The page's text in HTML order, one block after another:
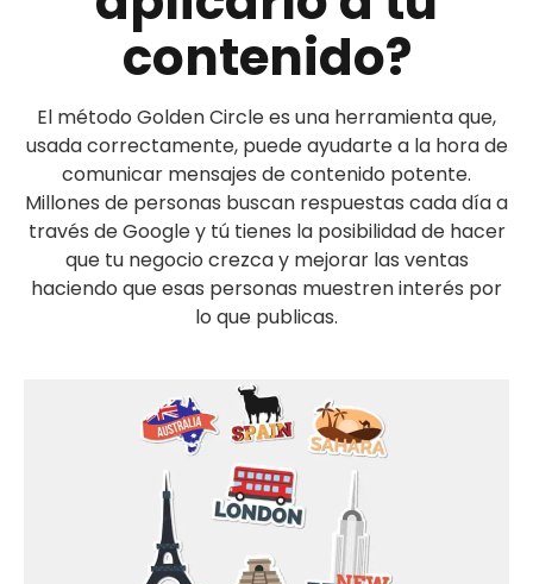
contenido?
El método Golden Circle es una herramienta que,
usada correctamente, puede ayudarte a la hora de
comunicar mensajes de contenido potente.
Millones de personas buscan respuestas cada día a
través de Google y tú tienes la posibilidad de hacer
que tu negocio crezca y mejorar las ventas
haciendo que esas personas muestren interés por
lo que publicas.